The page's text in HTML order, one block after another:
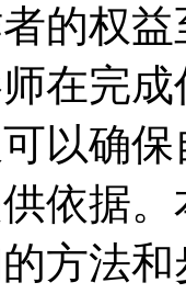
的权
在完
以确
依据
方法和